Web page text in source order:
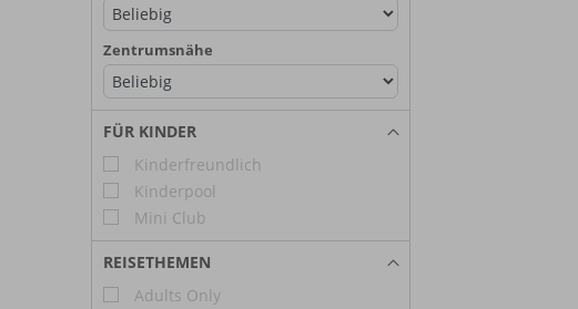
Zentrumsnähe
FÜR KINDER
Kinderfreundlich
Kinderpool
Mini Club
REISETHEMEN
Adults Only